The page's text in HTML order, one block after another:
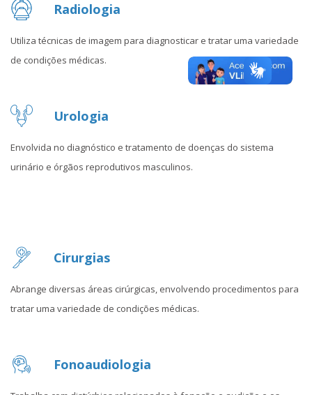
Radiologia
Utiliza técnicas de imagem para diagnosticar e tratar uma variedade
de condições médicas.
Urologia
Envolvida no diagnóstico e tratamento de doenças do sistema
urinário e órgãos reprodutivos masculinos.
Cirurgias
Abrange diversas áreas cirúrgicas, envolvendo procedimentos para
tratar uma variedade de condições médicas.
Fonoaudiologia